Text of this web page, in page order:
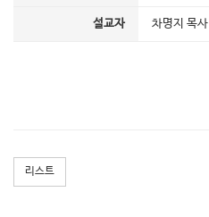
설교자 차명지 목사
리스트